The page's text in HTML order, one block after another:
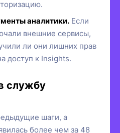
аналитики. Если
внешние сервисы,
ли они лишних прав
доступ к Insights.
службу
шаги, а
более чем за 48